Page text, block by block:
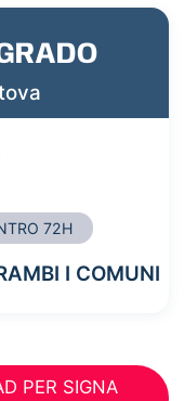
72H
I COMUNI
PER SIGNA